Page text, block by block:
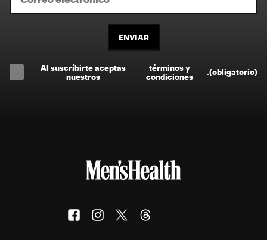
ENVIAR
Al suscríbirte aceptas
nuestros
términos y
condiciones
.(obligatorio)